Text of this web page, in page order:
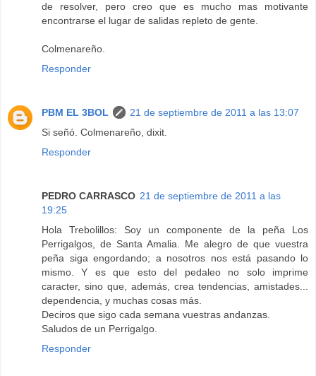
de resolver, pero creo que es mucho mas motivante
encontrarse el lugar de salidas repleto de gente.
Colmenareño.
Responder
PBM EL 3BOL
21 de septiembre de 2011 a las 13:07
Si señó. Colmenareño, dixit.
Responder
PEDRO CARRASCO 21 de septiembre de 2011 a las
19:25
Hola Trebolillos: Soy un componente de la peña Los
Perrigalgos, de Santa Amalia. Me alegro de que vuestra
peña siga engordando; a nosotros nos está pasando lo
mismo. Y es que esto del pedaleo no solo imprime
caracter, sino que, además, crea tendencias, amistades...
dependencia, y muchas cosas más.
Deciros que sigo cada semana vuestras andanzas.
Saludos de un Perrigalgo.
Responder